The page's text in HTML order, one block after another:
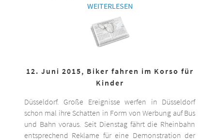
WEITERLESEN
12. Juni 2015, Biker fahren im Korso für
Kinder
Düsseldorf. Große Ereignisse werfen in Düsseldorf
schon mal ihre Schatten in Form von Werbung auf Bus
und Bahn voraus. Seit Dienstag fährt die Rheinbahn
entsprechend Reklame für eine Demonstration der